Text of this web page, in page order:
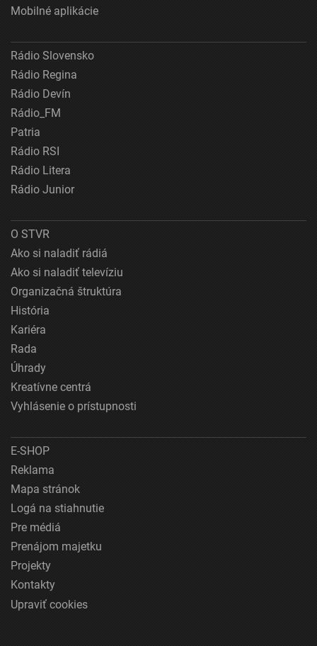
Mobilné aplikácie
Rádio Slovensko
Rádio Regina
Rádio Devín
Rádio_FM
Patria
Rádio RSI
Rádio Litera
Rádio Junior
O STVR
Ako si naladiť rádiá
Ako si naladiť televíziu
Organizačná štruktúra
História
Kariéra
Rada
Úhrady
Kreatívne centrá
Vyhlásenie o prístupnosti
E-SHOP
Reklama
Mapa stránok
Logá na stiahnutie
Pre médiá
Prenájom majetku
Projekty
Kontakty
Upraviť cookies